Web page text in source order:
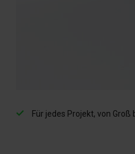
Für jedes Projekt, von Groß